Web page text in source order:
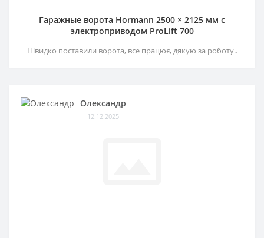
Гаражные ворота Hormann 2500 × 2125 мм c
электроприводом ProLift 700
Швидко поставили ворота, все працює, дякую за роботу..
Олександр
12.12.2025